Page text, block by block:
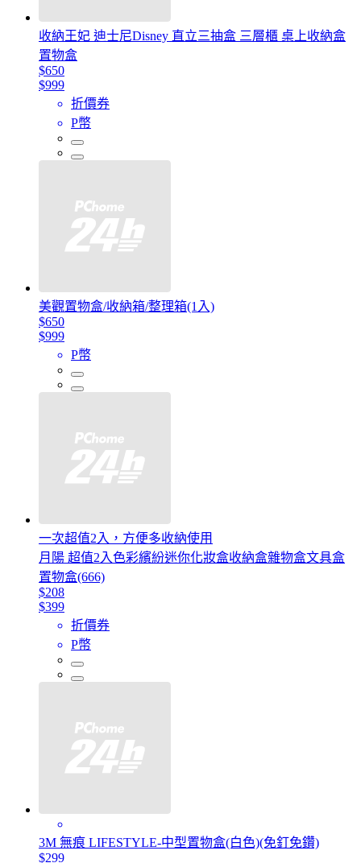
收納王妃 迪士尼Disney 直立三抽盒 三層櫃 桌上收納盒
置物盒
$650
$999
折價券
P幣
美觀置物盒/收納箱/整理箱(1入)
$650
$999
P幣
一次超值2入，方便多收納使用
月陽 超值2入色彩繽紛迷你化妝盒收納盒雜物盒文具盒
置物盒(666)
$208
$399
折價券
P幣
3M 無痕 LIFESTYLE-中型置物盒(白色)(免釘免鑽)
$299